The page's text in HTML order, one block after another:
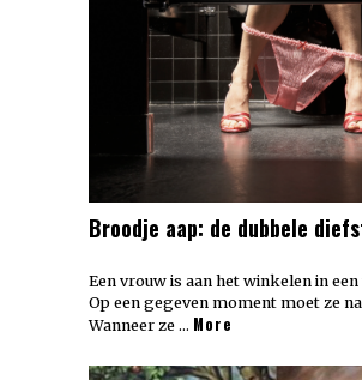
Broodje aap: de dubbele
Een vrouw is aan het winkelen in
Op een gegeven moment moet ze
Wanneer ze … More